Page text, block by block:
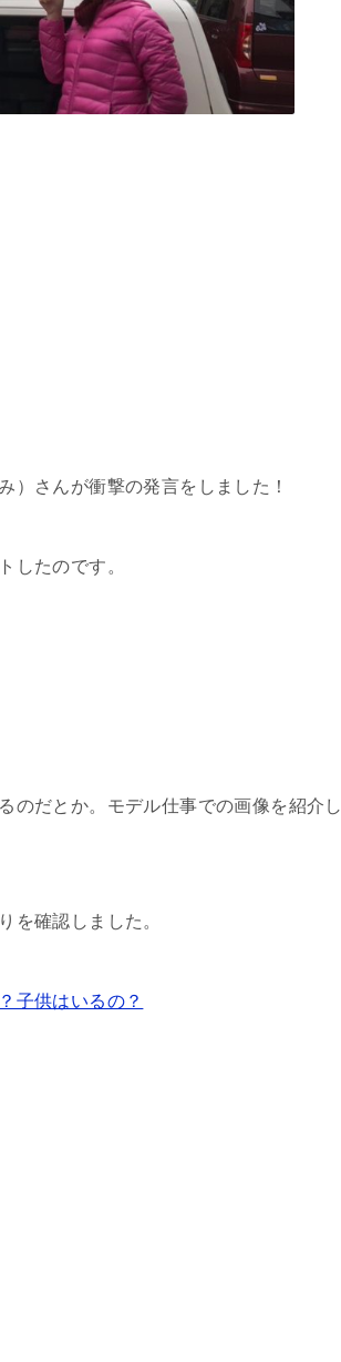
さんが衝撃の発言をしました！
したのです。
のだとか。モデル仕事での画像を紹介し
を確認しました。
子供はいるの？